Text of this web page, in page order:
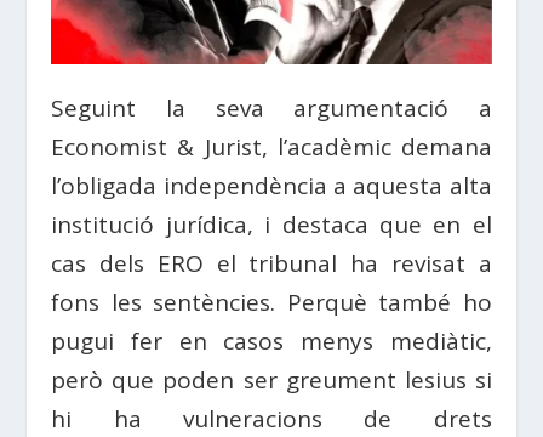
Seguint la seva argumentació a
Economist & Jurist, l’acadèmic demana
l’obligada independència a aquesta alta
institució jurídica, i destaca que en el
cas dels ERO el tribunal ha revisat a
fons les sentències. Perquè també ho
pugui fer en casos menys mediàtic,
però que poden ser greument lesius si
hi ha vulneracions de drets